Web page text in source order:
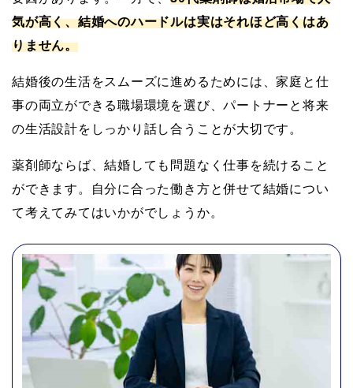
気が高く、結婚へのハードルは実はそれほど高くはあ
りません。
結婚後の生活をスムーズに進めるためには、家庭と仕
事の両立ができる職場環境を選び、パートナーと将来
の生活設計をしっかり話し合うことが大切です。
薬剤師ならば、結婚しても問題なく仕事を続けること
ができます。自分に合った働き方と併せて結婚につい
て考えてみてはいかがでしょうか。